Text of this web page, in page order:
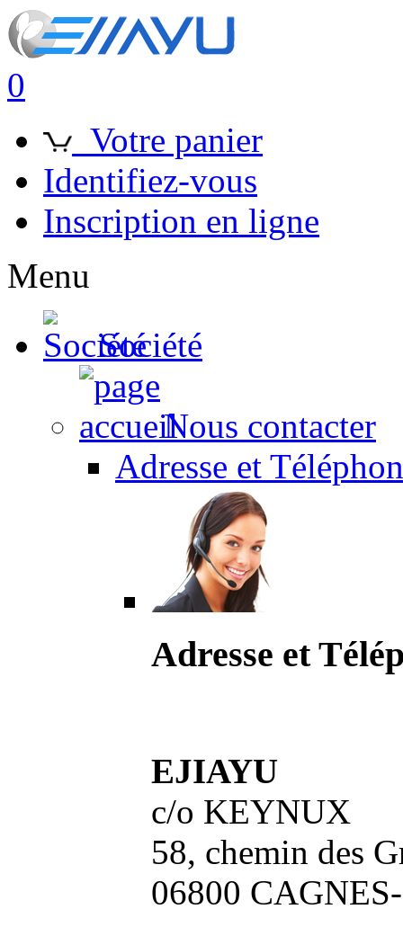
0
Votre panier
Identifiez-vous
Inscription en ligne
Menu
Société
Nous contacter
Adresse et
Adresse et
EJIAYU
c/o KEYNUX
58, chemin des
06800